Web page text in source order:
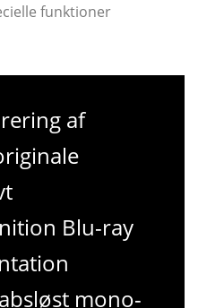
funktioner
af
Blu-ray
mono-